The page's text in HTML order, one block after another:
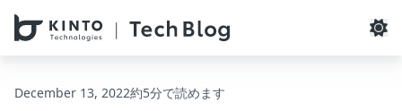
本文へスキップ / Skip to main content
December 13, 2022約5分で読めます